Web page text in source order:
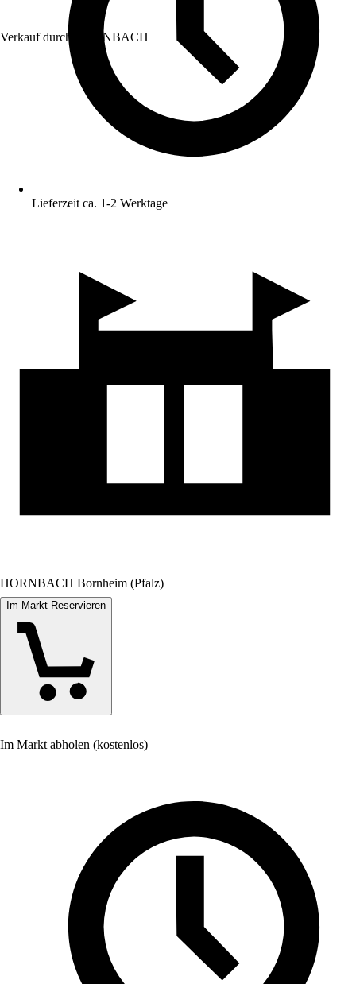
Verkauf durch: HORNBACH
Lieferzeit ca. 1-2 Werktage
HORNBACH Bornheim (Pfalz)
Im Markt Reservieren
Im Markt abholen (kostenlos)